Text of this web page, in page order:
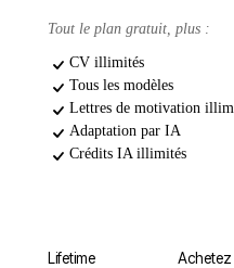
Tout le plan gratuit, plus :
CV illimités
Tous les modèles
Lettres de motivation
Adaptation par IA
Crédits IA illimités
Lifetime